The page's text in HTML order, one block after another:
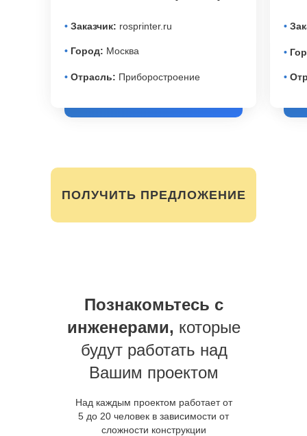
• Отрасль: Приборостроение
• Заказчик: rosprinter.ru
• Город: Москва
•
•
•
ПОЛУЧИТЬ ПРЕДЛОЖЕНИЕ
Познакомьтесь с
инженерами, которые
будут работать над
Вашим проектом
Над каждым проектом работает от
5 до 20 человек в зависимости от
сложности конструкции